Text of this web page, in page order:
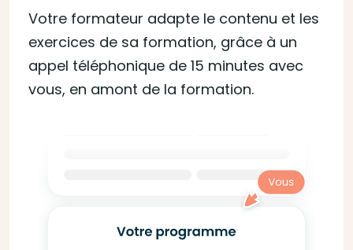
Votre formateur adapte le contenu et les
exercices de sa formation, grâce à un
appel téléphonique de 15 minutes avec
vous, en amont de la formation.